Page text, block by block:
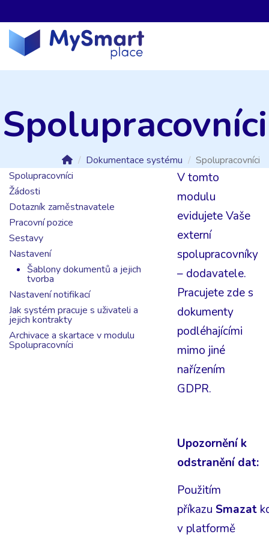
Spolupracovníci
Dokumentace systému
Spolupracovníci
Spolupracovníci
Žádosti
Dotazník zaměstnavatele
Pracovní pozice
Sestavy
Nastavení
Šablony dokumentů a jejich
tvorba
Nastavení notifikací
Jak systém pracuje s uživateli a
jejich kontrakty
Archivace a skartace v modulu
Spolupracovníci
V tomto
modulu
evidujete Vaše
externí
spolupracovníky
– dodavatele.
Pracujete zde s
dokumenty
podléhajícími
mimo jiné
nařízením
GDPR.
Upozornění k
odstranění dat:
Použitím
příkazu Smazat
v platformě